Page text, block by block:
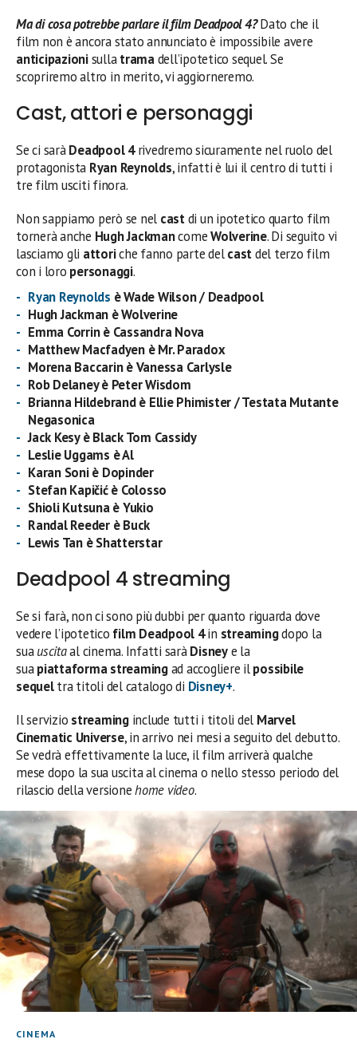
Ma di cosa potrebbe parlare il film Deadpool 4?Dato che il
film non è ancora stato annunciato è impossibile avere
anticipazionisullatramadell’ipotetico sequel. Se
scopriremo altro in merito, vi aggiorneremo.
Cast, attori e personaggi
Se ci saràDeadpool 4rivedremo sicuramente nel ruolo del
protagonista Ryan Reynolds, infatti è lui il centro di tutti i
tre film usciti finora.
Non sappiamo però se nel castdi un ipotetico quarto film
tornerà anche Hugh JackmancomeWolverine. Di seguito vi
lasciamo gli attoriche fanno parte delcastdel terzo film
con i loro personaggi.
Ryan Reynolds è Wade Wilson / Deadpool
Hugh Jackman è Wolverine
Emma Corrin è Cassandra Nova
Matthew Macfadyen è Mr. Paradox
Morena Baccarin è Vanessa Carlysle
Rob Delaney è Peter Wisdom
Brianna Hildebrand è Ellie Phimister / Testata Mutante
Negasonica
Jack Kesy è Black Tom Cassidy
Leslie Uggams è Al
Karan Soni è Dopinder
Stefan Kapičić è Colosso
Shioli Kutsuna è Yukio
Randal Reeder è Buck
Lewis Tan è Shatterstar
Deadpool 4 streaming
Se si farà, non ci sono più dubbi per quanto riguarda dove
vedere l’ipotetico film Deadpool 4in streamingdopo la
suauscitaal cinema. Infatti saràDisneye la
suapiattaforma streamingad accogliere ilpossibile
sequeltra titoli del catalogo di Disney+.
Il servizio streaming include tutti i titoli del Marvel
Cinematic Universe, in arrivo nei mesi a seguito del debutto.
Se vedrà effettivamente la luce, il film arriverà qualche
mese dopo la sua uscita al cinema o nello stesso periodo del
rilascio della versionehome video.
CINEMA